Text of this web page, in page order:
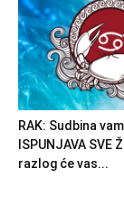
RAK: Sudbina
ISPUNJAVA SVE
razlog će vas...